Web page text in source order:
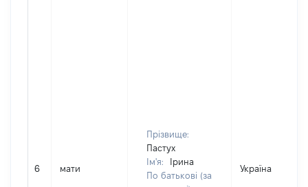
6 мати
Прізвище:
Пастух
Ім'я:
Ірина
По батькові (за
Україна